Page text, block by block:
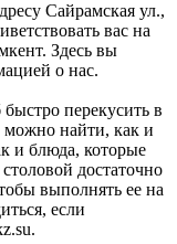
Сайрамская ул.,
вас на
Здесь вы
о нас.
перекусить в
найти, как и
и блюда, которые
достаточно
выполнять ее на
если